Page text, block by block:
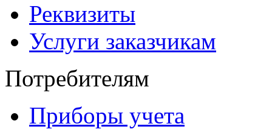
Реквизиты
Услуги заказчикам
Потребителям
Приборы учета